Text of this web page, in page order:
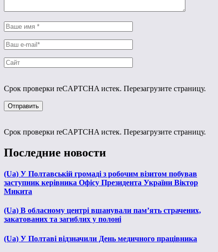
Срок проверки reCAPTCHA истек. Перезагрузите страницу.
Срок проверки reCAPTCHA истек. Перезагрузите страницу.
Последние новости
(Ua) У Полтавській громаді з робочим візитом побував
заступник керівника Офісу Президента України Віктор
Микита
(Ua) В обласному центрі вшанували пам’ять страчених,
закатованих та загиблих у полоні
(Ua) У Полтаві відзначили День медичного працівника